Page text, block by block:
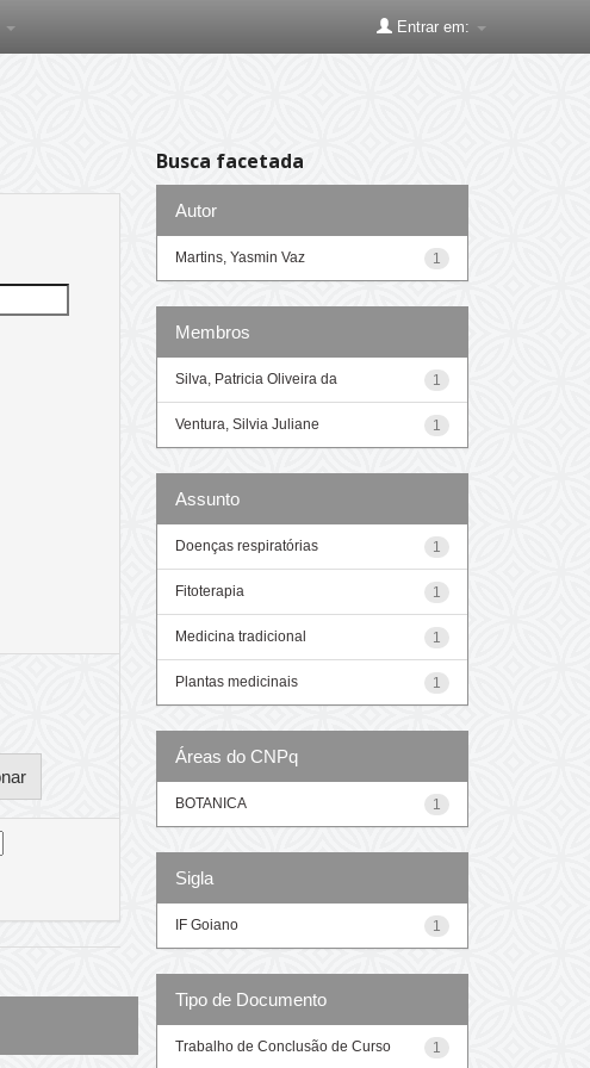
Entrar em:
Busca facetada
Autor
1
Martins, Yasmin Vaz
Membros
1
Silva, Patricia Oliveira da
1
Ventura, Silvia Juliane
Assunto
1
Doenças respiratórias
1
Fitoterapia
1
Medicina tradicional
1
Plantas medicinais
Áreas do CNPq
1
BOTANICA
Sigla
1
IF Goiano
Tipo de Documento
1
Trabalho de Conclusão de Curso